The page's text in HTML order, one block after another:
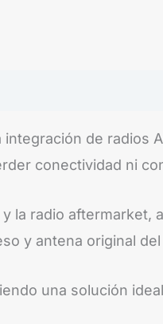
de radios
conectividad ni
la radio aftermarket,
y antena original
una solución